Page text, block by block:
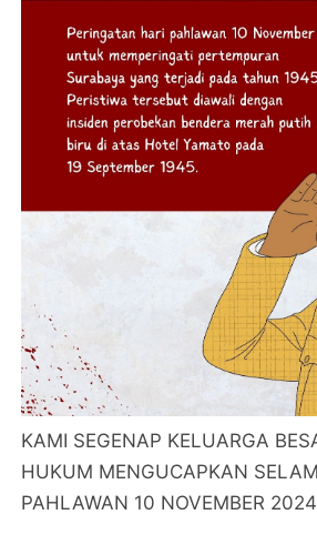
KAMI SEGENAP KELUARGA
HUKUM MENGUCAPKAN
PAHLAWAN 10 NOVEMBER 2024